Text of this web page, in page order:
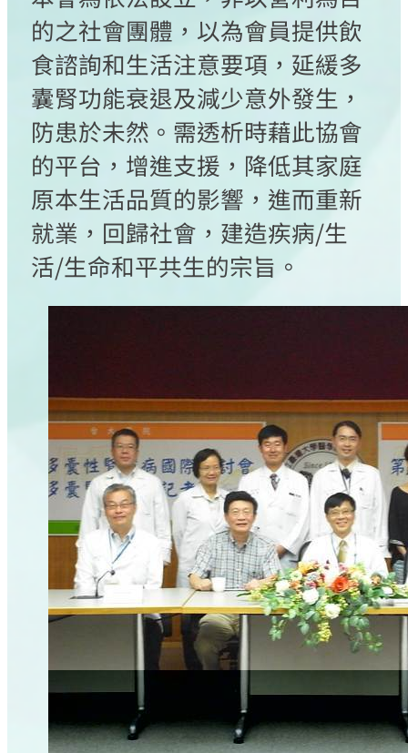
的之社會團體，以為會員提供飲
食諮詢和生活注意要項，延緩多
囊腎功能衰退及減少意外發生，
防患於未然。需透析時藉此協會
的平台，增進支援，降低其家庭
原本生活品質的影響，進而重新
就業，回歸社會，建造疾病/生
活/生命和平共生的宗旨。